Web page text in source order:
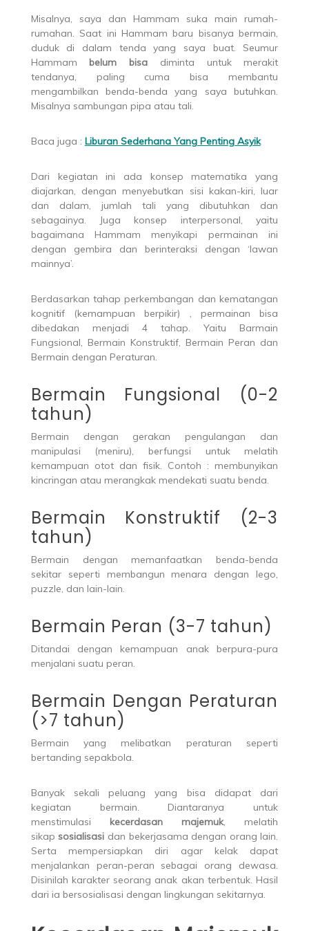
Misalnya, saya dan Hammam suka main rumah-
rumahan. Saat ini Hammam baru bisanya bermain,
duduk di dalam tenda yang saya buat. Seumur
Hammam belum bisa diminta untuk merakit
tendanya, paling cuma bisa membantu
mengambilkan benda-benda yang saya butuhkan.
Misalnya sambungan pipa atau tali.
Baca juga : Liburan Sederhana Yang Penting Asyik
Dari kegiatan ini ada konsep matematika yang
diajarkan, dengan menyebutkan sisi kakan-kiri, luar
dan dalam, jumlah tali yang dibutuhkan dan
sebagainya. Juga konsep interpersonal, yaitu
bagaimana Hammam menyikapi permainan ini
dengan gembira dan berinteraksi dengan ‘lawan
mainnya’.
Berdasarkan tahap perkembangan dan kematangan
kognitif (kemampuan berpikir) , permainan bisa
dibedakan menjadi 4 tahap. Yaitu Barmain
Fungsional, Bermain Konstruktif, Bermain Peran dan
Bermain dengan Peraturan.
Bermain Fungsional (0-2
tahun)
Bermain dengan gerakan pengulangan dan
manipulasi (meniru), berfungsi untuk melatih
kemampuan otot dan fisik. Contoh : membunyikan
kincringan atau merangkak mendekati suatu benda.
Bermain Konstruktif (2-3
tahun)
Bermain dengan memanfaatkan benda-benda
sekitar seperti membangun menara dengan lego,
puzzle, dan lain-lain.
Bermain Peran (3-7 tahun)
Ditandai dengan kemampuan anak berpura-pura
menjalani suatu peran.
Bermain Dengan Peraturan
(>7 tahun)
Bermain yang melibatkan peraturan seperti
bertanding sepakbola.
Banyak sekali peluang yang bisa didapat dari
kegiatan bermain. Diantaranya untuk
menstimulasi kecerdasan majemuk, melatih
sikapsosialisasi dan bekerjasama dengan orang lain.
Serta mempersiapkan diri agar kelak dapat
menjalankan peran-peran sebagai orang dewasa.
Disinilah karakter seorang anak akan terbentuk. Hasil
dari ia bersosialisasi dengan lingkungan sekitarnya.